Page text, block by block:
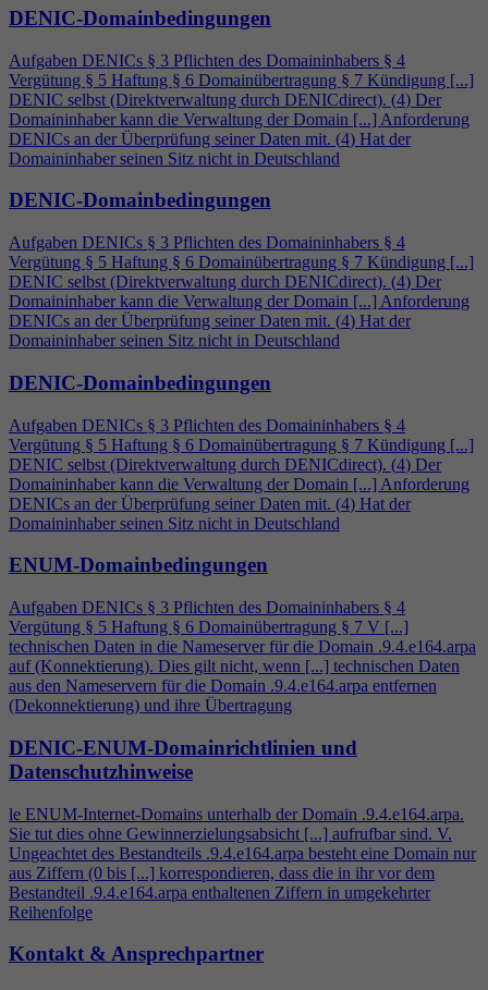
DENIC-Domainbedingungen
Aufgaben DENICs § 3 Pflichten des Domaininhabers § 4
Vergütung § 5 Haftung § 6 Domainübertragung § 7 Kündigung [...]
DENIC selbst (Direktverwaltung durch DENICdirect). (4) Der
Domaininhaber kann die Verwaltung der Domain [...] Anforderung
DENICs an der Überprüfung seiner Daten mit. (4) Hat der
Domaininhaber seinen Sitz nicht in Deutschland
DENIC-Domainbedingungen
Aufgaben DENICs § 3 Pflichten des Domaininhabers § 4
Vergütung § 5 Haftung § 6 Domainübertragung § 7 Kündigung [...]
DENIC selbst (Direktverwaltung durch DENICdirect). (4) Der
Domaininhaber kann die Verwaltung der Domain [...] Anforderung
DENICs an der Überprüfung seiner Daten mit. (4) Hat der
Domaininhaber seinen Sitz nicht in Deutschland
DENIC-Domainbedingungen
Aufgaben DENICs § 3 Pflichten des Domaininhabers § 4
Vergütung § 5 Haftung § 6 Domainübertragung § 7 Kündigung [...]
DENIC selbst (Direktverwaltung durch DENICdirect). (4) Der
Domaininhaber kann die Verwaltung der Domain [...] Anforderung
DENICs an der Überprüfung seiner Daten mit. (4) Hat der
Domaininhaber seinen Sitz nicht in Deutschland
ENUM-Domainbedingungen
Aufgaben DENICs § 3 Pflichten des Domaininhabers § 4
Vergütung § 5 Haftung § 6 Domainübertragung § 7 V [...]
technischen Daten in die Nameserver für die Domain .9.4.e164.arpa
auf (Konnektierung). Dies gilt nicht, wenn [...] technischen Daten
aus den Nameservern für die Domain .9.4.e164.arpa entfernen
(Dekonnektierung) und ihre Übertragung
DENIC-ENUM-Domainrichtlinien und
Datenschutzhinweise
le ENUM-Internet-Domains unterhalb der Domain .9.4.e164.arpa.
Sie tut dies ohne Gewinnerzielungsabsicht [...] aufrufbar sind. V.
Ungeachtet des Bestandteils .9.4.e164.arpa besteht eine Domain nur
aus Ziffern (0 bis [...] korrespondieren, dass die in ihr vor dem
Bestandteil .9.4.e164.arpa enthaltenen Ziffern in umgekehrter
Reihenfolge
Kontakt & Ansprechpartner